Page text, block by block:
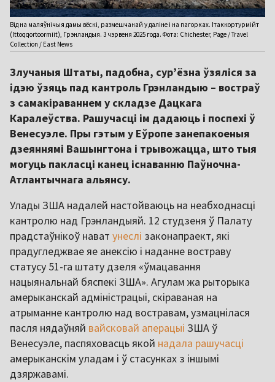
Від на маляўнічыя дамы вёскі, размешчанай у даліне і на пагорках. Ітаккортурмійт
(Ittoqqortoormiit), Грэнландыя. 3 чэрвеня 2025 года. Фота: Chichester, Page / Travel
Collection / East News
Злучаныя Штаты, падобна, сур’ёзна ўзяліся за
ідэю ўзяць пад кантроль Грэнландыю – востраў
з самакіраваннем у складзе Дацкага
Каралеўства. Рашучасці ім дадаюць і поспехі ў
Венесуэле. Пры гэтым у Еўропе занепакоеныя
дзеяннямі Вашынгтона і трывожацца, што тыя
могуць пакласці канец існаванню Паўночна-
Атлантычнага альянсу.
Улады ЗША надалей настойваюць на неабходнасці
кантролю над Грэнландыяй. 12 студзеня ў Палату
прадстаўнікоў нават унеслі законапраект, які
прадугледжвае яе анексію і наданне востраву
статусу 51-га штату дзеля «ўмацавання
нацыянальнай бяспекі ЗША». Агулам жа рыторыка
амерыканскай адміністрацыі, скіраваная на
атрыманне кантролю над востравам, узмацнілася
пасля нядаўняй вайсковай аперацыі ЗША ў
Венесуэле, паспяховасць якой надала рашучасці
амерыканскім уладам і ў стасунках з іншымі
дзяржавамі.